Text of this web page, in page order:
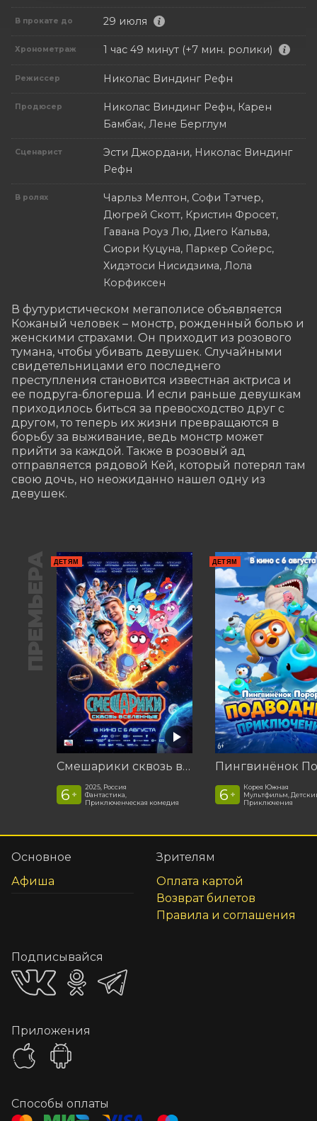
В прокате до 29 июля
Хронометраж 1 час 49 минут (+7 мин. ролики)
Режиссер Николас Виндинг Рефн
Продюсер
Николас Виндинг Рефн, Карен
Бамбак, Лене Берглум
Сценарист
Эсти Джордани, Николас Виндинг
Рефн
В ролях
Чарльз Мелтон, Софи Тэтчер,
Дюгрей Скотт, Кристин Фросет,
Гавана Роуз Лю, Диего Кальва,
Сиори Куцуна, Паркер Сойерс,
Хидэтоси Нисидзима, Лола
Корфиксен
В футуристическом мегаполисе объявляется
Кожаный человек – монстр, рожденный болью и
женскими страхами. Он приходит из розового
тумана, чтобы убивать девушек. Случайными
свидетельницами его последнего
преступления становится известная актриса и
ее подруга-блогерша. И если раньше девушкам
приходилось биться за превосходство друг с
другом, то теперь их жизни превращаются в
борьбу за выживание, ведь монстр может
прийти за каждой. Также в розовый ад
отправляется рядовой Кей, который потерял там
свою дочь, но неожиданно нашел одну из
девушек.
ПРЕМЬЕРА ДЕТЯМ
Смешарики сквозь вселенные
6 +
2025, Россия
Фантастика,
Приключенческая комедия
ДЕТЯМ
6 +
Корея Южная
Мультфильм,
Приключения
Основное
Афиша
Зрителям
Оплата картой
Возврат билетов
Правила и соглашения
Подписывайся
Приложения
Способы оплаты